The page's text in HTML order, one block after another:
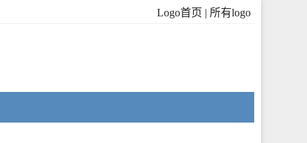
Logo首页 | 所有logo